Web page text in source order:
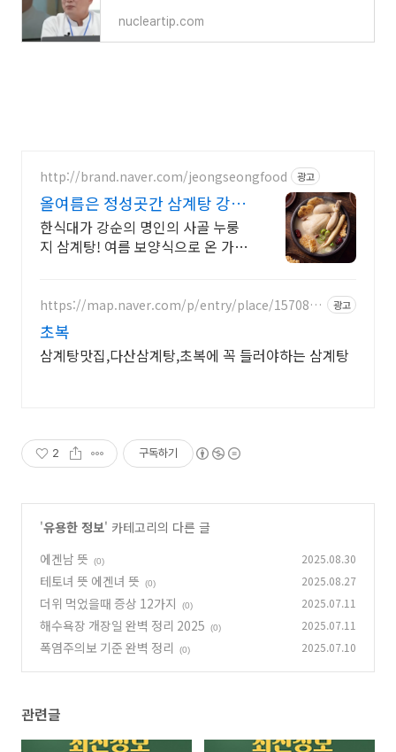
nucleartip.com
http://brand.naver.com/jeongseongfood 광고
올여름은 정성곳간 삼계탕 강순
의 명인 레시피
한식대가 강순의 명인의 사골 누룽
지 삼계탕! 여름 보양식으로 온 가족
https://map.naver.com/p/entry/place/1570868
광고
초복
삼계탕맛집,다산삼계탕,초복에 꼭 들러야하는 삼계탕
2 구독하기
'유용한 정보' 카테고리의 다른 글
에겐남 뜻
(0) 2025.08.30
테토녀 뜻 에겐녀 뜻 (0) 2025.08.27
더위 먹었을때 증상 12가지 (0) 2025.07.11
해수욕장 개장일 완벽 정리 2025 (0) 2025.07.11
폭염주의보 기준 완벽 정리 (0) 2025.07.10
관련글